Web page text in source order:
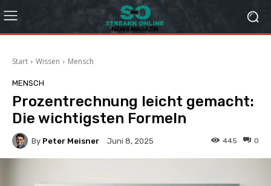
Start Wissen Mensch
MENSCH
Prozentrechnung leicht gemacht:
Die wichtigsten Formeln
By Peter Meisner Juni 8, 2025 0
445